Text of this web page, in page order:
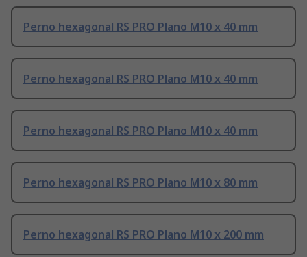
Perno hexagonal RS PRO Plano M10 x 40 mm
Perno hexagonal RS PRO Plano M10 x 40 mm
Perno hexagonal RS PRO Plano M10 x 40 mm
Perno hexagonal RS PRO Plano M10 x 80 mm
Perno hexagonal RS PRO Plano M10 x 200 mm